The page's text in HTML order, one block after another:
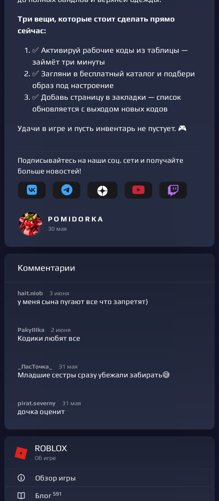
Три вещи, которые стоит сделать прямо
сейчас:
✅ Активируй рабочие коды из таблицы —
займёт три минуты
✅ Загляни в бесплатный каталог и подбери
образ под настроение
✅ Добавь страницу в закладки — список
обновляется с выходом новых кодов
Удачи в игре и пусть инвентарь не пустует. 🎮
Подписывайтесь на наши соц. сети и получайте
больше новостей!
P O M I D O R K A
30 мая
Комментарии
hait.niob 3 июня
у меня сына пугают все что запретят)
PakyIIIka 2 июня
Кодики любят все
_ЛасТочка_ 31 мая
Младшие сестры сразу убежали забирать😅
pirat.severny 31 мая
дочка оценит
ROBLOX
Об игре
Обзор игры
Блог 591